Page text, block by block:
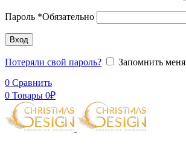
Пароль *Обязательно
Вход
Потеряли свой пароль?
Запомнить меня
0 Сравнить
0 Товары 0₽